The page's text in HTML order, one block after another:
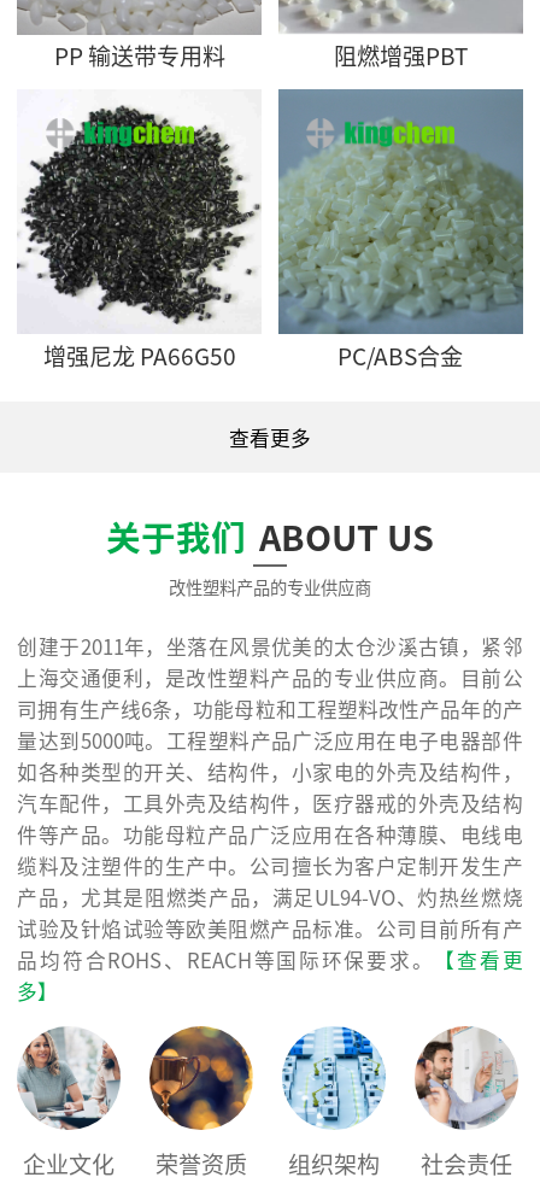
PP 输送带专用料 阻燃增强PBT
增强尼龙 PA66G50 PC/ABS合金
查看更多
关于我们 ABOUT US
改性塑料产品的专业供应商
创建于2011年，坐落在风景优美的太仓沙溪古镇，紧邻
上海交通便利，是改性塑料产品的专业供应商。目前公
司拥有生产线6条，功能母粒和工程塑料改性产品年的产
量达到5000吨。工程塑料产品广泛应用在电子电器部件
如各种类型的开关、结构件，小家电的外壳及结构件，
汽车配件，工具外壳及结构件，医疗器戒的外壳及结构
件等产品。功能母粒产品广泛应用在各种薄膜、电线电
缆料及注塑件的生产中。公司擅长为客户定制开发生产
产品，尤其是阻燃类产品，满足UL94-VO、灼热丝燃烧
试验及针焰试验等欧美阻燃产品标准。公司目前所有产
品均符合ROHS、REACH等国际环保要求。
【查看更
多】
企业文化 荣誉资质 组织架构 社会责任